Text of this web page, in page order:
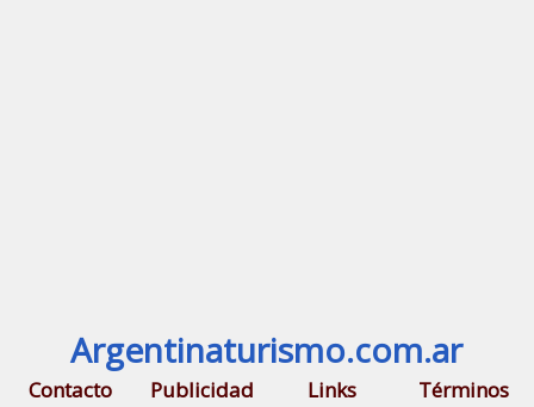
Argentinaturismo.com.ar
Contacto Publicidad Links Términos